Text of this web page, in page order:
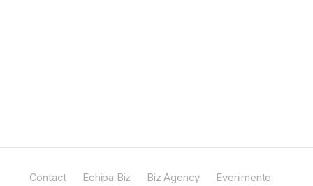
Contact Echipa Biz Biz Agency
Evenimente